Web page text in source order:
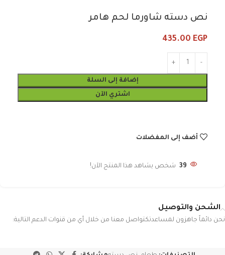
نص دسته شاورما لحم هامر
435.00 EGP
إضافة إلى السلة
اشتري الآن
أضف إلى المفضلات
39 شخص يشاهد هذا المنتج الآن!
الشحن والتوصيل
نحن دائماً جاهزون لمساعدتكتواصل معنا من خلال أي من قنوات الدعم التالية: